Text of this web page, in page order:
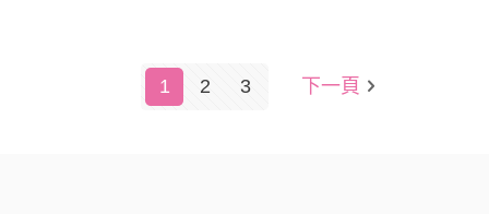
1 2 3 下一頁